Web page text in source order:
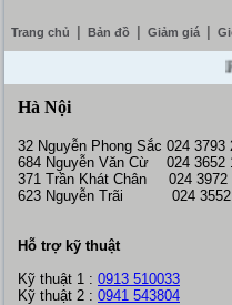
Trang chủ Bản đồ Giảm giá
Hà Nội
32 Nguyễn Phong Sắc 024 3793
684 Nguyễn Văn Cừ 024 3652
371 Trần Khát Chân 024 3972
623 Nguyễn Trãi 024 3552
Hỗ trợ kỹ thuật
Kỹ thuật 1 : 0913 510033
Kỹ thuật 2 : 0941 543804